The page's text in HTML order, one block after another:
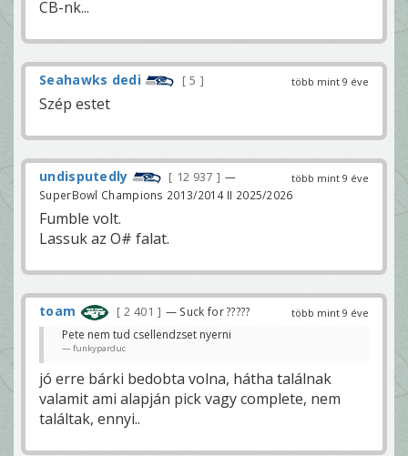
CB-nk...
több mint 9 éve
Seahawks dedi 5
Szép estet
több mint 9 éve
undisputedly 12 937
—
SuperBowl Champions 2013/2014 II 2025/2026
Fumble volt.
Lassuk az O# falat.
több mint 9 éve
toam 2 401 — Suck for ?????
Pete nem tud csellendzset nyerni
funkyparduc
jó erre bárki bedobta volna, hátha találnak
valamit ami alapján pick vagy complete, nem
találtak, ennyi..